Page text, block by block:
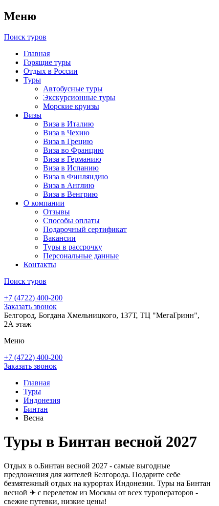
Меню
Поиск туров
Главная
Горящие туры
Отдых в России
Туры
Автобусные туры
Экскурсионные туры
Морские круизы
Визы
Виза в Италию
Виза в Чехию
Виза в Грецию
Виза во Францию
Виза в Германию
Виза в Испанию
Виза в Финляндию
Виза в Англию
Виза в Венгрию
О компании
Отзывы
Способы оплаты
Подарочный сертификат
Вакансии
Туры в рассрочку
Персональные данные
Контакты
Поиск туров
+7 (4722) 400-200
Заказать звонок
Белгород, Богдана Хмельницкого, 137Т, ТЦ "МегаГринн",
2А этаж
Меню
+7 (4722) 400-200
Заказать звонок
Главная
Туры
Индонезия
Бинтан
Весна
Туры в Бинтан весной 2027
Отдых в о.Бинтан весной 2027 - самые выгодные
предложения для жителей Белгорода. Подарите себе
безмятежный отдых на курортах Индонезии. Туры на Бинтан
весной ✈ с перелетом из Москвы от всех туроператоров -
свежие путевки, низкие цены!